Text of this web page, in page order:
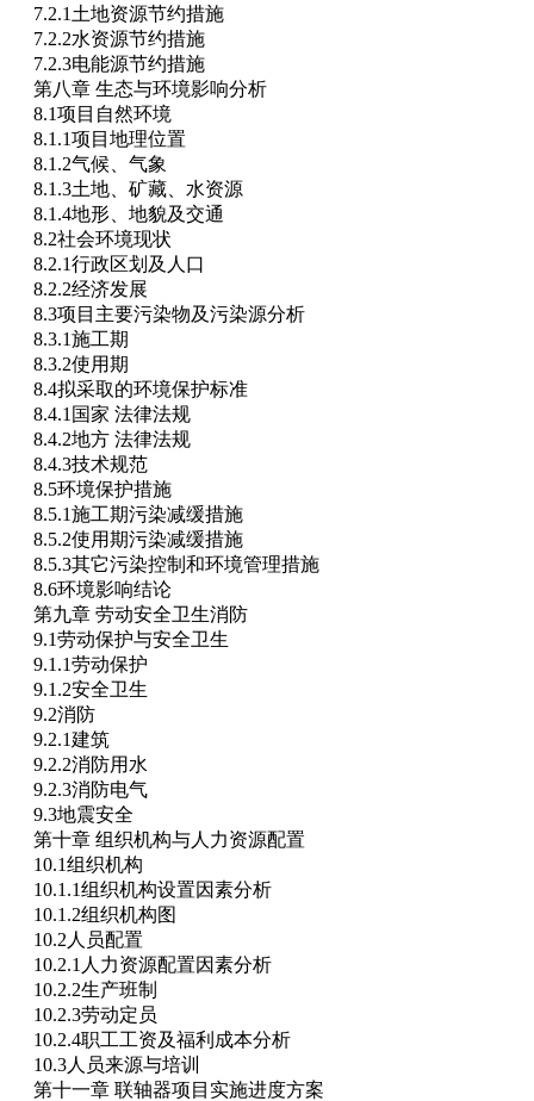
7.2.1土地资源节约措施
7.2.2水资源节约措施
7.2.3电能源节约措施
第八章 生态与环境影响分析
8.1项目自然环境
8.1.1项目地理位置
8.1.2气候、气象
8.1.3土地、矿藏、水资源
8.1.4地形、地貌及交通
8.2社会环境现状
8.2.1行政区划及人口
8.2.2经济发展
8.3项目主要污染物及污染源分析
8.3.1施工期
8.3.2使用期
8.4拟采取的环境保护标准
8.4.1国家 法律法规
8.4.2地方 法律法规
8.4.3技术规范
8.5环境保护措施
8.5.1施工期污染减缓措施
8.5.2使用期污染减缓措施
8.5.3其它污染控制和环境管理措施
8.6环境影响结论
第九章 劳动安全卫生消防
9.1劳动保护与安全卫生
9.1.1劳动保护
9.1.2安全卫生
9.2消防
9.2.1建筑
9.2.2消防用水
9.2.3消防电气
9.3地震安全
第十章 组织机构与人力资源配置
10.1组织机构
10.1.1组织机构设置因素分析
10.1.2组织机构图
10.2人员配置
10.2.1人力资源配置因素分析
10.2.2生产班制
10.2.3劳动定员
10.2.4职工工资及福利成本分析
10.3人员来源与培训
第十一章 联轴器项目实施进度方案